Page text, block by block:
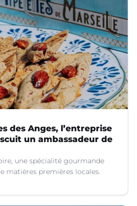
des Anges, l’entreprise
un ambassadeur de
une spécialité gourmande
matières premières locales.